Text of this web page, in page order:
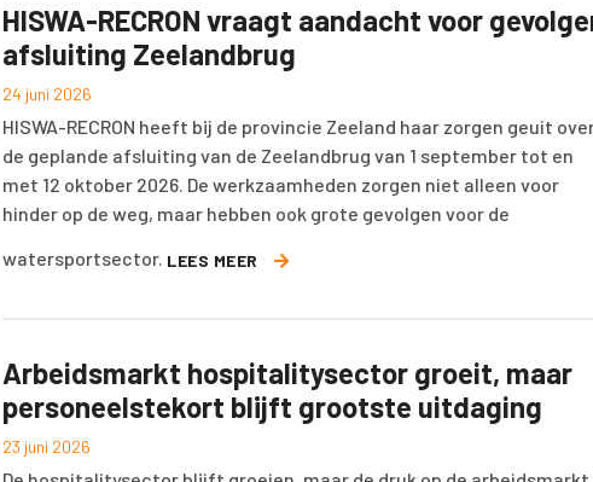
HISWA-RECRON vraagt aandacht voor
afsluiting Zeelandbrug
24 juni 2026
HISWA-RECRON heeft bij de provincie Zeeland haar zorgen geuit
de geplande afsluiting van de Zeelandbrug van 1 september tot en
met 12 oktober 2026. De werkzaamheden zorgen niet alleen voor
hinder op de weg, maar hebben ook grote gevolgen voor de
watersportsector. LEES MEER
Arbeidsmarkt hospitalitysector groeit, maar
personeelstekort blijft grootste uitdaging
23 juni 2026